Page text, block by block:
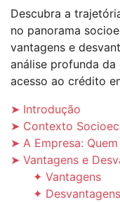
Descubra a
no panorama
vantagens e
análise profunda
acesso ao crédito
➤ Introdução
➤ Contexto
➤ A Empresa:
➤ Vantagens e
✦ Vantagens
✦ Desvantagens